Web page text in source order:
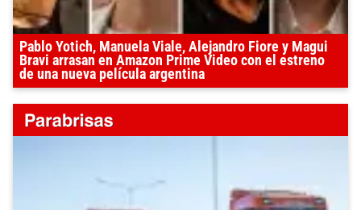
Pablo Yotich, Manuela Viale, Alejandro Fiore y Magui
Bravi arrasan en Amazon Prime Video con el estreno
de una nueva película argentina